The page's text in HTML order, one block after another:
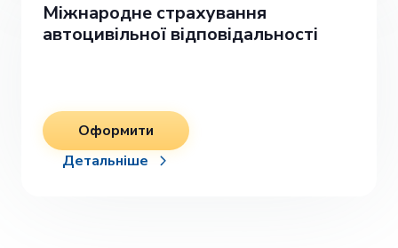
Міжнародне страхування
автоцивільної відповідальності
Оформити
Детальніше